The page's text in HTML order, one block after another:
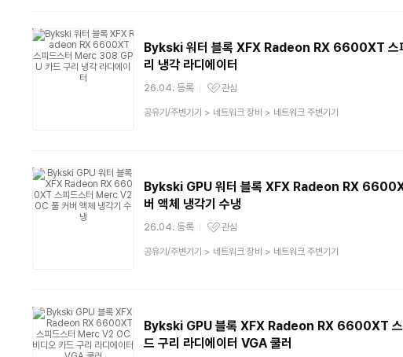
Bykski 워터 블록 XFX Radeon RX 6600XT 스
리 냉각 라디에이터
26.04. 등록
관심상품
관심
상
공유기/주변기기 > 네트워크 장비 > 네트워크 주변기기
Bykski GPU 워터 블록 XFX Radeon RX
버 액체 냉각기 수냉
26.04. 등록
관심상품
관심
상
공유기/주변기기 > 네트워크 장비 > 네트워크 주변기기
Bykski GPU 블록 XFX Radeon RX 6600XT
드 구리 라디에이터 VGA 쿨러